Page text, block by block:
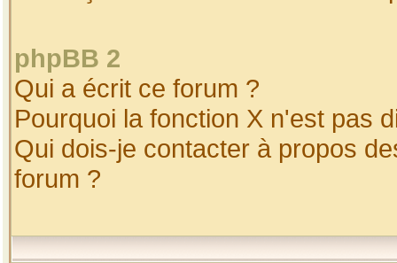
phpBB 2
Qui a écrit ce forum ?
Pourquoi la fonction X n'est pas
Qui dois-je contacter à propos
forum ?